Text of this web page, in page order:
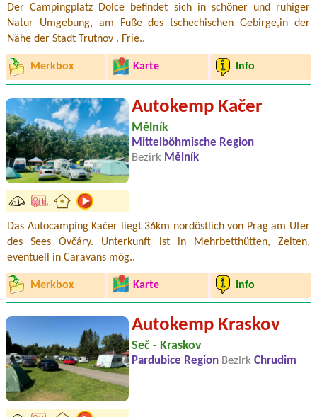
Der Campingplatz Dolce befindet sich in schöner und ruhiger
Natur Umgebung, am Fuße des tschechischen Gebirge,in der
Nähe der Stadt Trutnov . Frie..
Merkbox Karte Info
Autokemp Kačer
Mělník
Mittelböhmische Region
Bezirk Mělník
Das Autocamping Kačer liegt 36km nordöstlich von Prag am Ufer
des Sees Ovčáry. Unterkunft ist in Mehrbetthütten, Zelten,
eventuell in Caravans mög..
Merkbox Karte Info
Autokemp Kraskov
Seč - Kraskov
Pardubice Region Bezirk Chrudim